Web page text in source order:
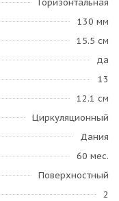
Горизонтальная
130 мм
15.5 см
да
13
12.1 см
Циркуляционный
Дания
60 мес.
Поверхностный
2